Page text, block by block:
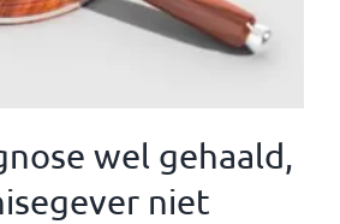
wel gehaald,
niet